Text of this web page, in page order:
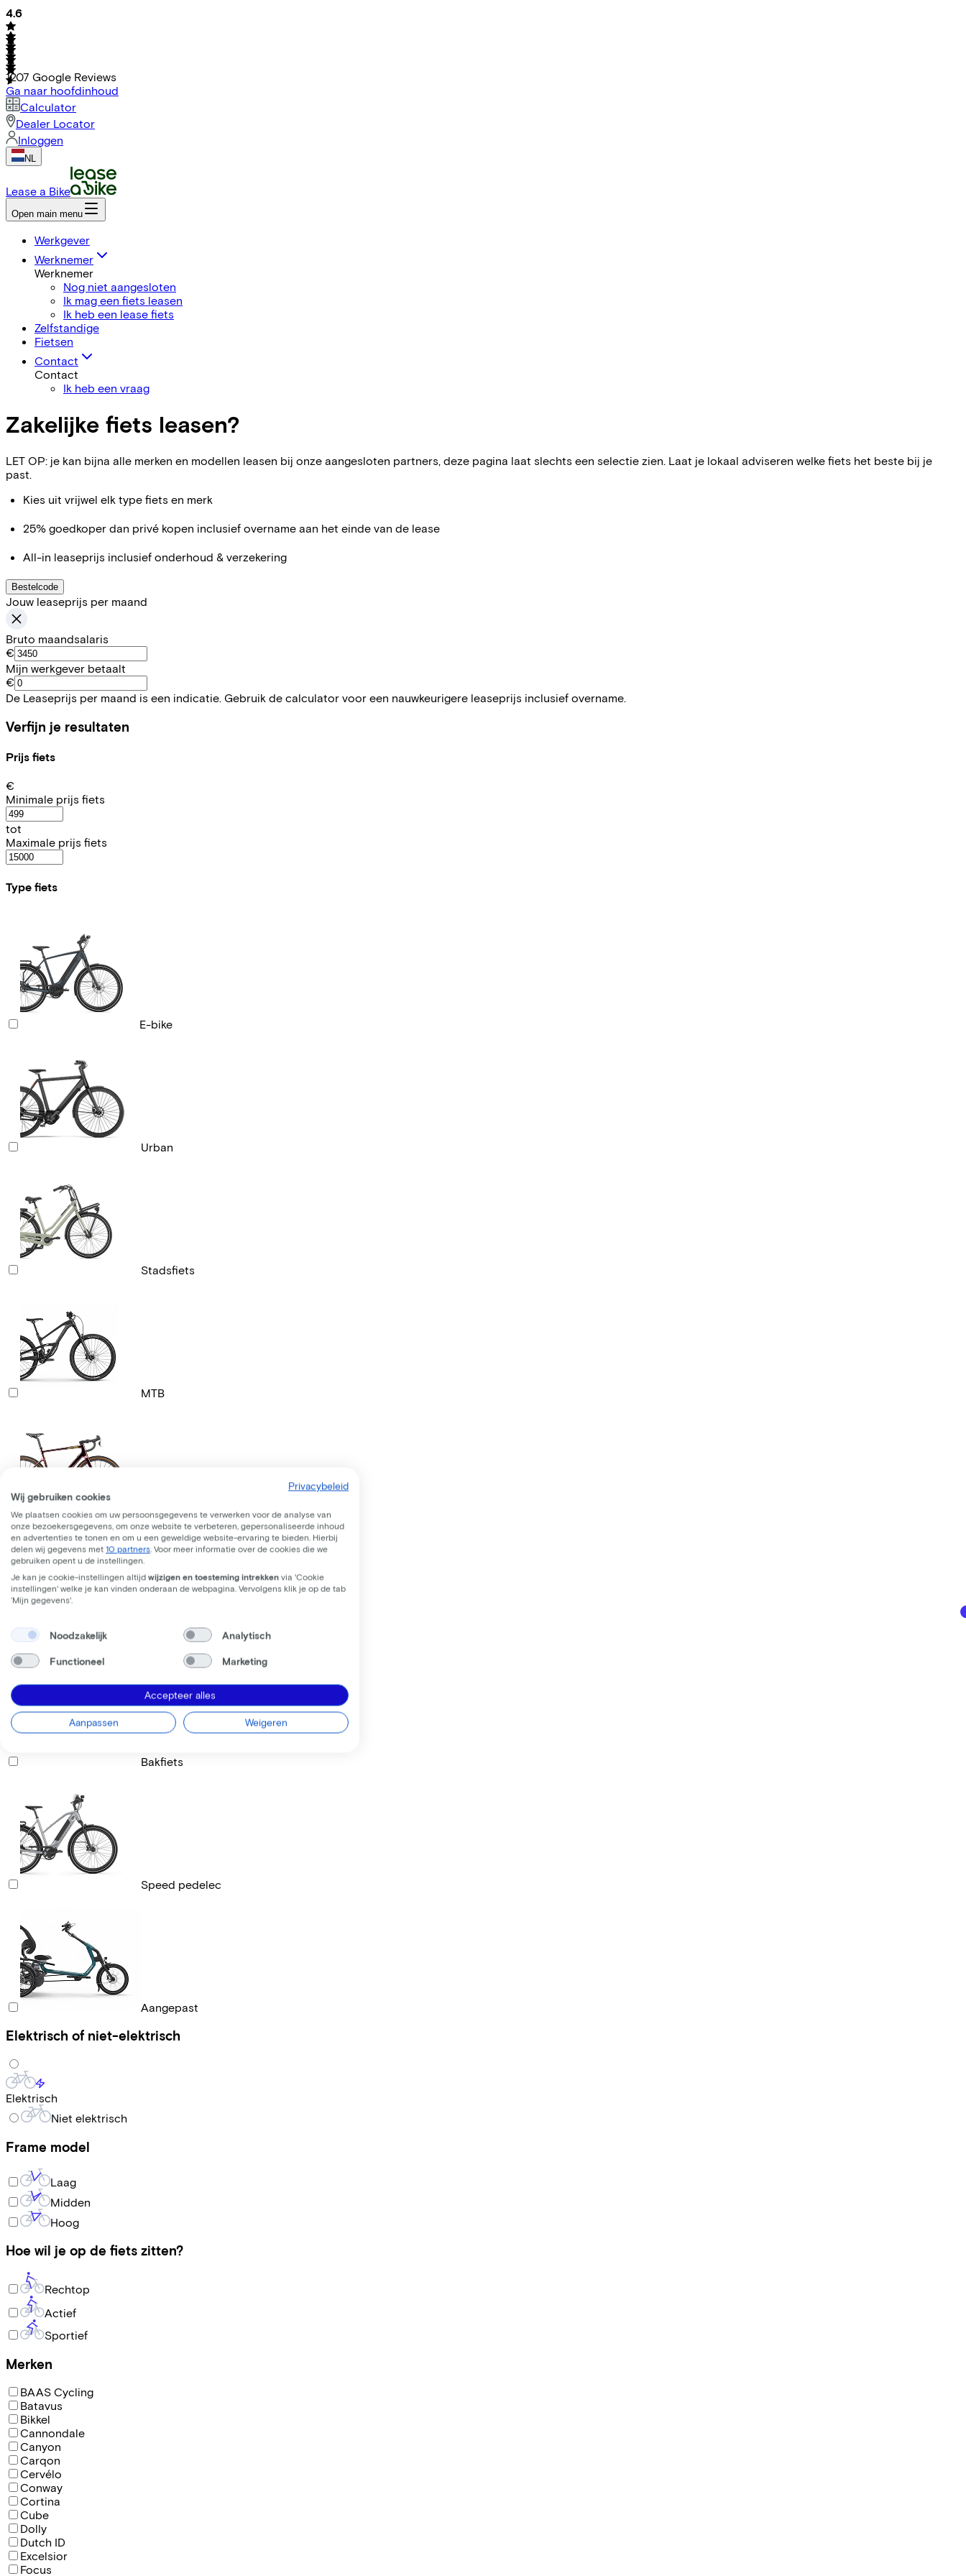
4.6
1207 Google Reviews
Ga naar hoofdinhoud
Calculator
Dealer Locator
Inloggen
NL
Lease a Bike
Open main menu
Werkgever
Werknemer
Werknemer
Nog niet aangesloten
Ik mag een fiets leasen
Ik heb een lease fiets
Zelfstandige
Fietsen
Contact
Contact
Ik heb een vraag
Zakelijke fiets leasen?
LET OP: je kan bijna alle merken en modellen leasen bij onze aangesloten partners, deze pagina laat slechts een selectie zien. Laat je lokaal adviseren welke fiets het beste bij je
past.
Kies uit vrijwel elk type fiets en merk
25% goedkoper dan privé kopen inclusief overname aan het einde van de lease
All-in leaseprijs inclusief onderhoud & verzekering
Bestelcode
Jouw leaseprijs per maand
Bruto maandsalaris
€
Mijn werkgever betaalt
€
De Leaseprijs per maand is een indicatie. Gebruik de calculator voor een nauwkeurigere leaseprijs inclusief overname.
Verfijn je resultaten
Prijs fiets
€
Minimale prijs fiets
tot
Maximale prijs fiets
Type fiets
E-bike
Urban
Stadsfiets
MTB
Gravelbike
Racefiets
Bakfiets
Speed pedelec
Aangepast
Elektrisch of niet-elektrisch
Elektrisch
Niet elektrisch
Frame model
Laag
Midden
Hoog
Hoe wil je op de fiets zitten?
Rechtop
Actief
Sportief
Merken
BAAS Cycling
Batavus
Bikkel
Cannondale
Canyon
Carqon
Cervélo
Conway
Cortina
Cube
Dolly
Dutch ID
Excelsior
Focus
Privacybeleid
Wij gebruiken cookies
We plaatsen cookies om uw persoonsgegevens te verwerken voor de analyse van
onze bezoekersgegevens, om onze website te verbeteren, gepersonaliseerde inhoud
en advertenties te tonen en om u een geweldige website-ervaring te bieden. Hierbij
delen wij gegevens met 10 partners . Voor meer informatie over de cookies die we
gebruiken opent u de instellingen.
Je kan je cookie-instellingen altijd wijzigen en toesteming intrekken via 'Cookie
instellingen' welke je kan vinden onderaan de webpagina. Vervolgens klik je op de tab
‘Mijn gegevens'.
Noodzakelijk Analytisch
Functioneel Marketing
Accepteer alles
Aanpassen Weigeren